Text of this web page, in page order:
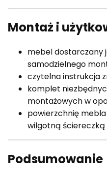
Montaż i
mebel dostarczany
samodzielnego
czytelna instrukcja
komplet
montażowych w
powierzchnię
wilgotną ściereczką
Podsumowanie